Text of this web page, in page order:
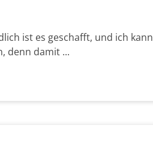
ist es geschafft, und ich kann
denn damit ...